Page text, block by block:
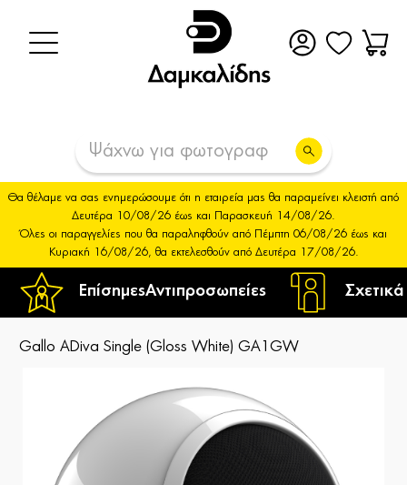
ΕπίσημεςΑντιπροσωπείες
Θα θέλαμε να σας ενημερώσουμε ότι η εταιρεία μας θα παραμείνει κλειστή από
Δευτέρα 10/08/26 έως και Παρασκευή 14/08/26.
Όλες οι παραγγελίες που θα παραληφθούν από Πέμπτη 06/08/26 έως και
Κυριακή 16/08/26, θα εκτελεσθούν από Δευτέρα 17/08/26.
Gallo ADiva Single (Gloss White) GA1GW